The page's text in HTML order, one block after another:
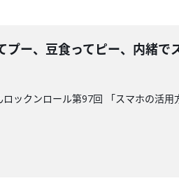
ー、豆食ってピー、内緒
ックンロール第97回 「スマホの活